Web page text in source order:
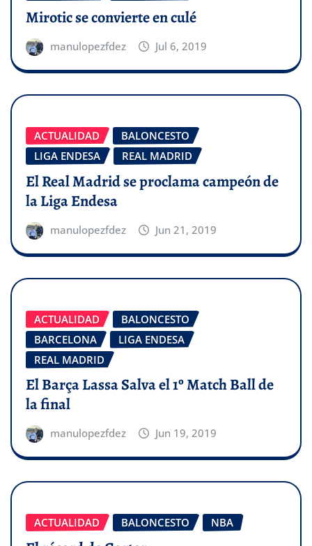
Mirotic se convierte en culé
manulopezfdez Jul 6, 2019
ACTUALIDAD
BALONCESTO
LIGA ENDESA
REAL MADRID
El Real Madrid se proclama campeón de
la Liga Endesa
manulopezfdez Jun 21, 2019
ACTUALIDAD
BALONCESTO
BARCELONA
LIGA ENDESA
REAL MADRID
El Barça Lassa Salva el 1º Match Ball de
la final
manulopezfdez Jun 19, 2019
ACTUALIDAD BALONCESTO NBA